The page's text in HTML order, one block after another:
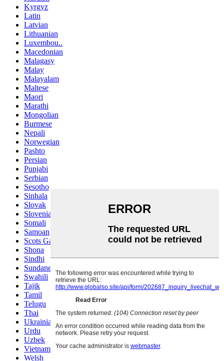
Kyrgyz
Latin
Latvian
Lithuanian
Luxembou..
Macedonian
Malagasy
Malay
Malayalam
Maltese
Maori
Marathi
Mongolian
Burmese
Nepali
Norwegian
Pashto
Persian
Punjabi
Serbian
Sesotho
Sinhala
Slovak
Slovenian
Somali
Samoan
Scots Gaelic
Shona
Sindhi
Sundanese
Swahili
Tajik
Tamil
Telugu
Thai
Ukrainian
Urdu
Uzbek
Vietnamese
Welsh